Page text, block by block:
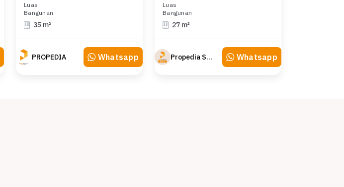
Luas
Bangunan
35 m²
PROPEDIA Whatsapp
Luas
Bangunan
27 m²
Propedia Sewa Whatsapp